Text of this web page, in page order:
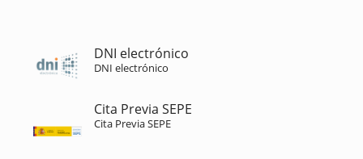
DNI electrónico
DNI electrónico
Cita Previa SEPE
Cita Previa SEPE